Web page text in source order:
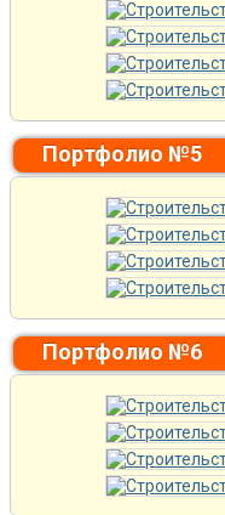
Портфолио №5
Портфолио №6